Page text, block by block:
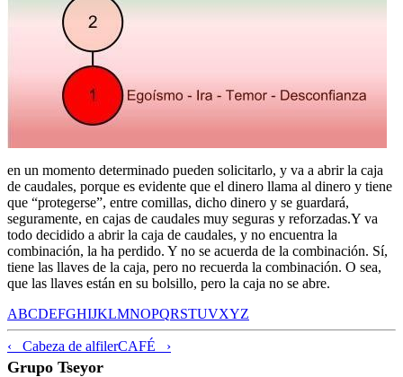
en un momento determinado pueden solicitarlo, y va a abrir la caja
de caudales, porque es evidente que el dinero llama al dinero y tiene
que “protegerse”, entre comillas, dicho dinero y se guardará,
seguramente, en cajas de caudales muy seguras y reforzadas.Y va
todo decidido a abrir la caja de caudales, y no encuentra la
combinación, la ha perdido. Y no se acuerda de la combinación. Sí,
tiene las llaves de la caja, pero no recuerda la combinación. O sea,
que las llaves están en su bolsillo, pero la caja no se abre.
ABCDEFGHIJKLMNOPQRSTUVXYZ
‹ Cabeza de alfilerCAFÉ ›
Grupo Tseyor